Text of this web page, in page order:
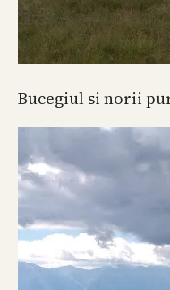
Bucegiul si norii